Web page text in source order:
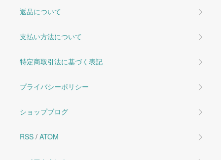
返品について
支払い方法について
特定商取引法に基づく表記
プライバシーポリシー
ショップブログ
RSS / ATOM